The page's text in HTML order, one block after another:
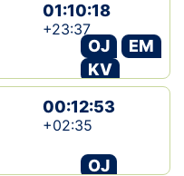
01:10:18
+23:37
OJ
EM
KV
00:12:53
+02:35
OJ